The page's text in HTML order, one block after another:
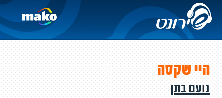
היי שקטה
נועם בתן